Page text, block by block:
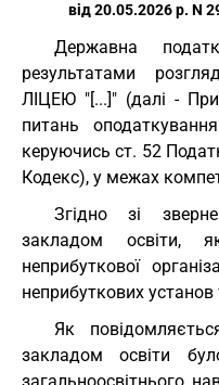
від 20.05.2026 р. N
Державна
результатами
ЛІЦЕЮ "[...]" (далі -
питань
керуючись ст. 52
Кодекс), у межах
Згідно зі
закладом освіти,
неприбуткової
неприбуткових установ
Як
закладом освіти